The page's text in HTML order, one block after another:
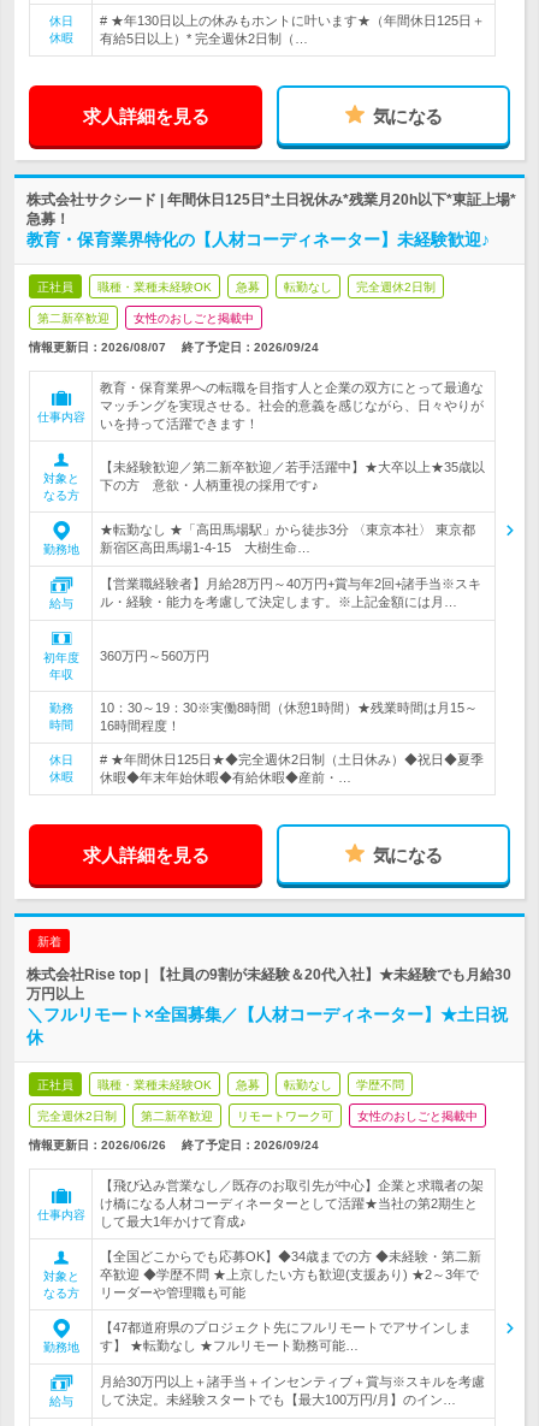
休日
休暇
# ★年130日以上の休みもホントに叶います★（年間休日125日＋
有給5日以上）* 完全週休2日制（…
求人詳細を見る 気になる
株式会社サクシード | 年間休日125日*土日祝休み*残業月20h以下*東証上場*
急募！
教育・保育業界特化の【人材コーディネーター】未経験歓迎♪
正社員 職種・業種未経験OK 急募 転勤なし 完全週休2日制
第二新卒歓迎 女性のおしごと掲載中
情報更新日：2026/08/07 終了予定日： 2026/09/24
仕事内容
教育・保育業界への転職を目指す人と企業の双方にとって最適な
マッチングを実現させる。社会的意義を感じながら、日々やりが
いを持って活躍できます！
対象と
なる方
【未経験歓迎／第二新卒歓迎／若手活躍中】★大卒以上★35歳以
下の方 意欲・人柄重視の採用です♪
勤務地
★転勤なし ★「高田馬場駅」から徒歩3分 〈東京本社〉 東京都
新宿区高田馬場1-4-15 大樹生命…
給与
【営業職経験者】月給28万円～40万円+賞与年2回+諸手当※スキ
ル・経験・能力を考慮して決定します。※上記金額には月…
初年度
年収
360万円～560万円
勤務
時間
10：30～19：30※実働8時間（休憩1時間）★残業時間は月15～
16時間程度！
休日
休暇
# ★年間休日125日★◆完全週休2日制（土日休み）◆祝日◆夏季
休暇◆年末年始休暇◆有給休暇◆産前・…
求人詳細を見る 気になる
新着
株式会社Rise top | 【社員の9割が未経験＆20代入社】★未経験でも月給30
万円以上
＼フルリモート×全国募集／【人材コーディネーター】★土日祝
休
正社員 職種・業種未経験OK 急募 転勤なし 学歴不問
完全週休2日制 第二新卒歓迎 リモートワーク可 女性のおしごと掲載中
情報更新日：2026/06/26 終了予定日： 2026/09/24
仕事内容
【飛び込み営業なし／既存のお取引先が中心】企業と求職者の架
け橋になる人材コーディネーターとして活躍★当社の第2期生と
して最大1年かけて育成♪
対象と
なる方
【全国どこからでも応募OK】◆34歳までの方 ◆未経験・第二新
卒歓迎 ◆学歴不問 ★上京したい方も歓迎(支援あり) ★2～3年で
リーダーや管理職も可能
勤務地
【47都道府県のプロジェクト先にフルリモートでアサインしま
す】 ★転勤なし ★フルリモート勤務可能…
給与
月給30万円以上＋諸手当＋インセンティブ＋賞与※スキルを考慮
して決定。未経験スタートでも【最大100万円/月】のイン…